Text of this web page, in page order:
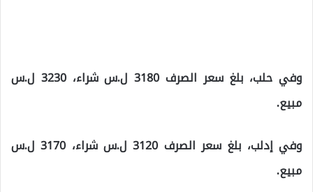
وفي حلب، بلغ سعر الصرف 3180 ل.س شراء، 3230 ل.س
مبيع.
وفي إدلب، بلغ سعر الصرف 3120 ل.س شراء، 3170 ل.س
مبيع.